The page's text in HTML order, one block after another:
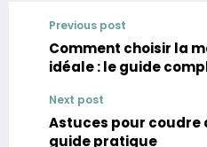
Previous post
Comment choisir la
idéale : le guide
Next post
Astuces pour coudre
guide pratique